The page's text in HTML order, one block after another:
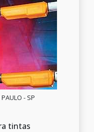
- SP
tintas